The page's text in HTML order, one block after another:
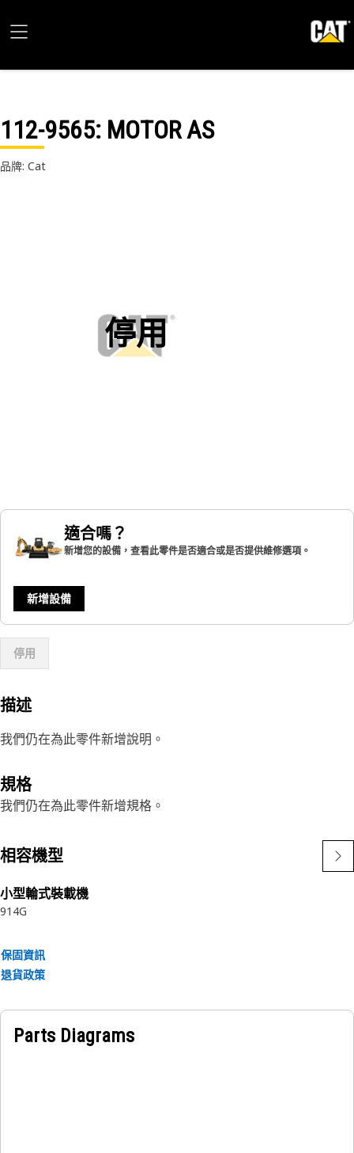
112-9565: MOTOR AS
品牌: Cat
停用
適合嗎？
新增您的設備，查看此零件是否適合或是否提供維修選項。
新增設備
停用
描述
我們仍在為此零件新增說明。
規格
我們仍在為此零件新增規格。
相容機型
小型輪式裝載機
914G
保固資訊
退貨政策
Parts Diagrams